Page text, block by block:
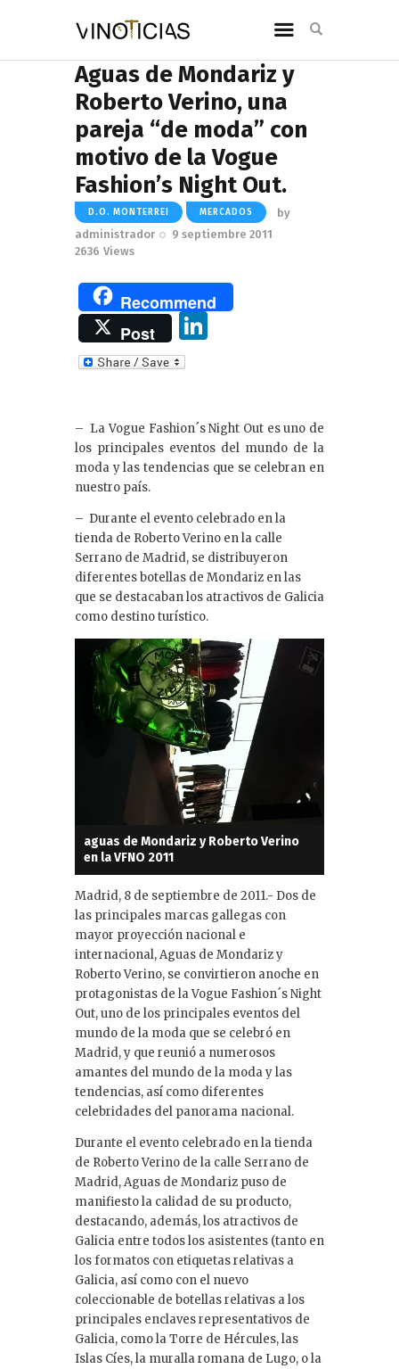
Aguas de Mondariz y
Roberto Verino, una
pareja “de moda” con
motivo de la Vogue
Fashion’s Night Out.
D.O. MONTERREI MERCADOS
by
administrador
9 septiembre 2011
2636 Views
Recommend
Post
dI
n
– La Vogue Fashion´s Night Out es uno de
los principales eventos del mundo de la
moda y las tendencias que se celebran en
nuestro país.
– Durante el evento celebrado en la
tienda de Roberto Verino en la calle
Serrano de Madrid, se distribuyeron
diferentes botellas de Mondariz en las
que se destacaban los atractivos de Galicia
como destino turístico.
aguas de Mondariz y Roberto Verino
en la VFNO 2011
Madrid, 8 de septiembre de 2011.- Dos de
las principales marcas gallegas con
mayor proyección nacional e
internacional, Aguas de Mondariz y
Roberto Verino, se convirtieron anoche en
protagonistas de la Vogue Fashion´s Night
Out, uno de los principales eventos del
mundo de la moda que se celebró en
Madrid, y que reunió a numerosos
amantes del mundo de la moda y las
tendencias, así como diferentes
celebridades del panorama nacional.
Durante el evento celebrado en la tienda
de Roberto Verino de la calle Serrano de
Madrid, Aguas de Mondariz puso de
manifiesto la calidad de su producto,
destacando, además, los atractivos de
Galicia entre todos los asistentes (tanto en
los formatos con etiquetas relativas a
Galicia, así como con el nuevo
coleccionable de botellas relativas a los
principales enclaves representativos de
Galicia, como la Torre de Hércules, las
Islas Cíes, la muralla romana de Lugo, o la